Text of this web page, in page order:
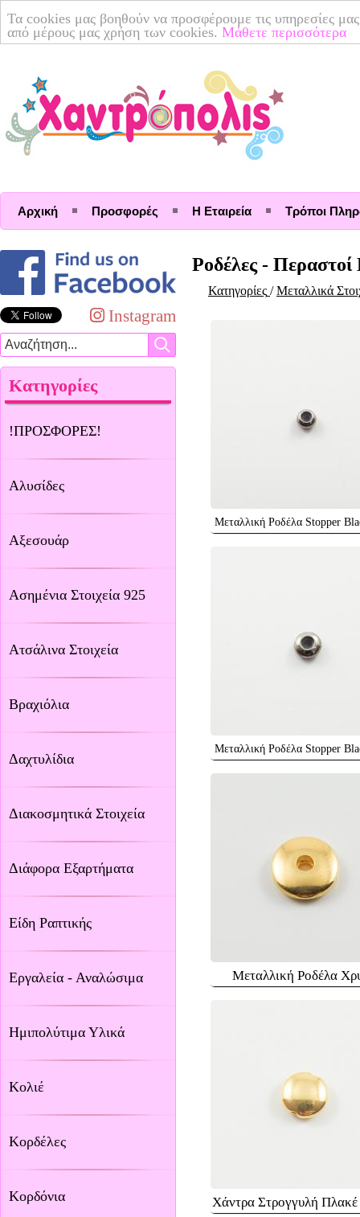
Τα cookies μας βοηθούν να προσφέρουμε τις υπηρεσίες
από μέρους μας χρήση των cookies. Μάθετε περισσότερα
Αρχική Προσφορές Η Εταιρεία Τρόποι
Instagram
Κατηγορίες
!ΠΡΟΣΦΟΡΕΣ!
Αλυσίδες
Αξεσουάρ
Ασημένια Στοιχεία 925
Ατσάλινα Στοιχεία
Βραχιόλια
Δαχτυλίδια
Διακοσμητικά Στοιχεία
Διάφορα Εξαρτήματα
Είδη Ραπτικής
Εργαλεία - Αναλώσιμα
Ημιπολύτιμα Υλικά
Κολιέ
Κορδέλες
Κορδόνια
Ροδέλες - Περαστοί
Κατηγορίες /Μεταλλικά
Μεταλλική Ροδέλα Stopper
Μεταλλική Ροδέλα Stopper
Μεταλλική Ροδέλα
Χάντρα Στρογγυλή